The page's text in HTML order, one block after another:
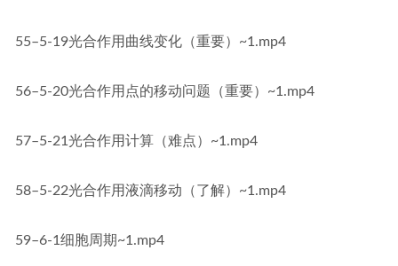
55–5-19光合作用曲线变化（重要）~1.mp4
56–5-20光合作用点的移动问题（重要）~1.mp4
57–5-21光合作用计算（难点）~1.mp4
58–5-22光合作用液滴移动（了解）~1.mp4
59–6-1细胞周期~1.mp4